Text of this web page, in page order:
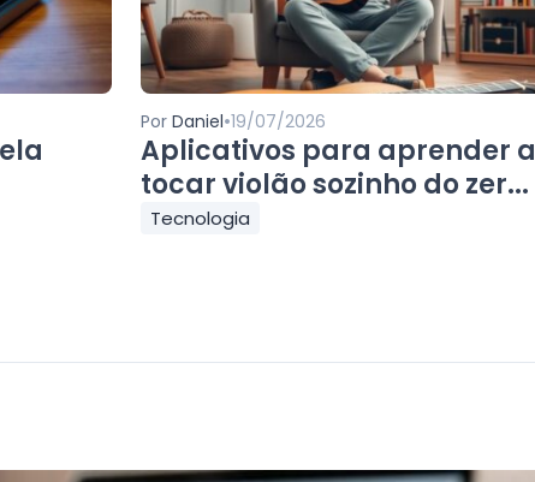
PorDaniel•19/07/2026
Aplicativos para aprender a
tocar violão sozinho do zer...
Tecnologia